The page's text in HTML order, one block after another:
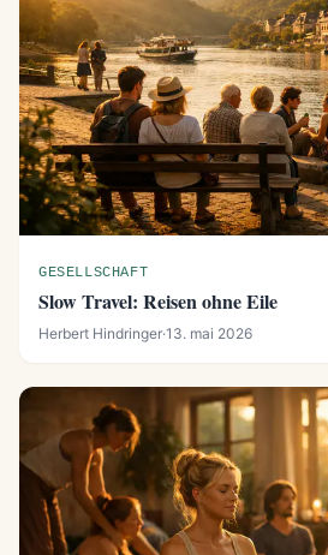
GESELLSCHAFT
Slow Travel: Reisen ohne Eile
Herbert Hindringer·13. mai 2026